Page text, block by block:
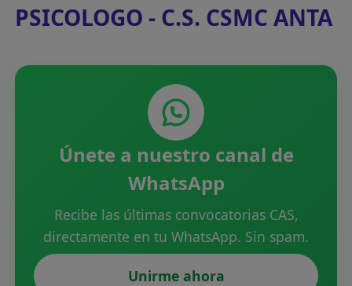
PSICOLOGO - C.S. CSMC ANTA
Únete a nuestro canal de
WhatsApp
Recibe las últimas convocatorias CAS,
directamente en tu WhatsApp. Sin spam.
Unirme ahora